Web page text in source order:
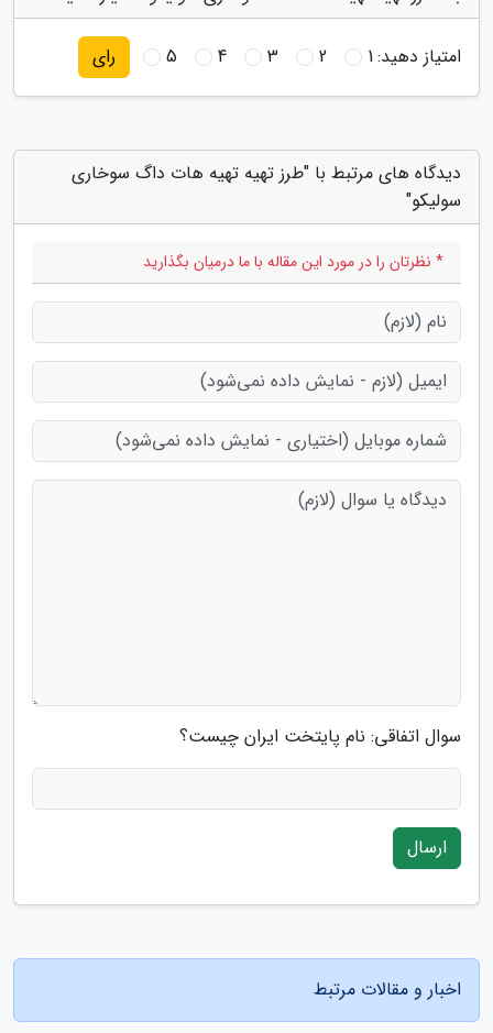
امتیاز دهید:1
2
3
4
5 رای
دیدگاه های مرتبط با "طرز تهیه تهیه هات داگ سوخاری
سولیکو"
* نظرتان را در مورد این مقاله با ما درمیان بگذارید
سوال اتفاقی: نام پایتخت ایران چیست؟
ارسال
اخبار و مقالات مرتبط